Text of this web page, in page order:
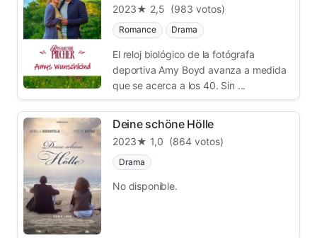
2023★ 2,5 (983 votos)
Romance Drama
El reloj biológico de la fotógrafa
deportiva Amy Boyd avanza a medida
que se acerca a los 40. Sin ...
Deine schöne Hölle
2023★ 1,0 (864 votos)
Drama
No disponible.